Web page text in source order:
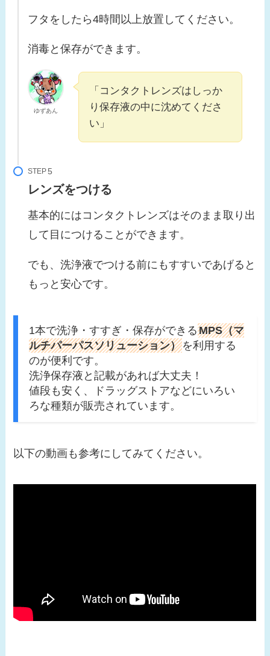
フタをしたら4時間以上放置してください。
消毒と保存ができます。
ゆずあん
「コンタクトレンズはしっか
り保存液の中に沈めてくださ
い」
STEP
レンズをつける
基本的にはコンタクトレンズはそのまま取り出
して目につけることができます。
でも、洗浄液でつける前にもすすいであげると
もっと安心です。
1本で洗浄・すすぎ・保存ができるMPS（マ
ルチパーパスソリューション）を利用する
のが便利です。
洗浄保存液と記載があれば大丈夫！
値段も安く、ドラッグストアなどにいろい
ろな種類が販売されています。
以下の動画も参考にしてみてください。